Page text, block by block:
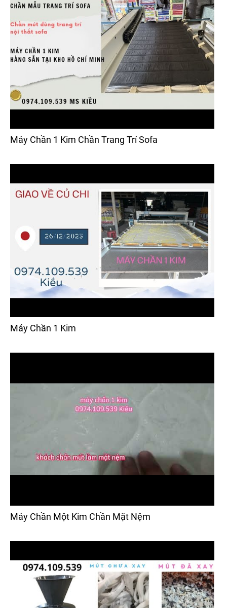
Máy Chần 1 Kim Chần Trang Trí Sofa
Máy Chần 1 Kim
Máy Chần Một Kim Chần Mặt Nệm